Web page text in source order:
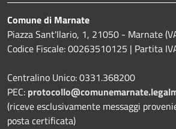
Comune di Marnate
Piazza Sant'Ilario, 1, 21050 - Marnate
Codice Fiscale: 00263510125 | Partita
Centralino Unico: 0331.368200
PEC:
(riceve esclusivamente messaggi
posta certificata)